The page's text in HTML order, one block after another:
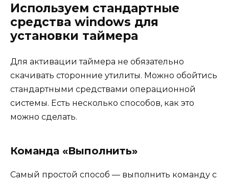
Используем стандартные
средства windows для
установки таймера
Для активации таймера не обязательно
скачивать сторонние утилиты. Можно обойтись
стандартными средствами операционной
системы. Есть несколько способов, как это
можно сделать.
Команда «Выполнить»
Самый простой способ — выполнить команду с